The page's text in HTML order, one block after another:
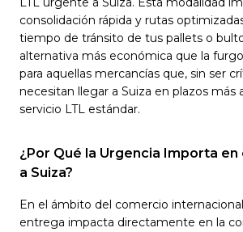
consolidación rápida y rutas
tiempo de tránsito de tus pallets o
alternativa más económica que la
para aquellas mercancías que, sin ser
necesitan llegar a Suiza en plazos más
servicio LTL estándar.
¿Por Qué la Urgencia Importa
a Suiza?
En el ámbito del comercio
entrega impacta directamente en la